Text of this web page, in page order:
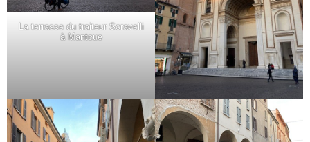
La terrasse du traiteur Scravelli
à Mantoue